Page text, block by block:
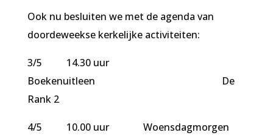
Ook nu besluiten we met de agenda van
doordeweekse kerkelijke activiteiten:
3/5 14.30 uur
Boekenuitleen De
Rank 2
4/5 10.00 uur Woensdagmorgen